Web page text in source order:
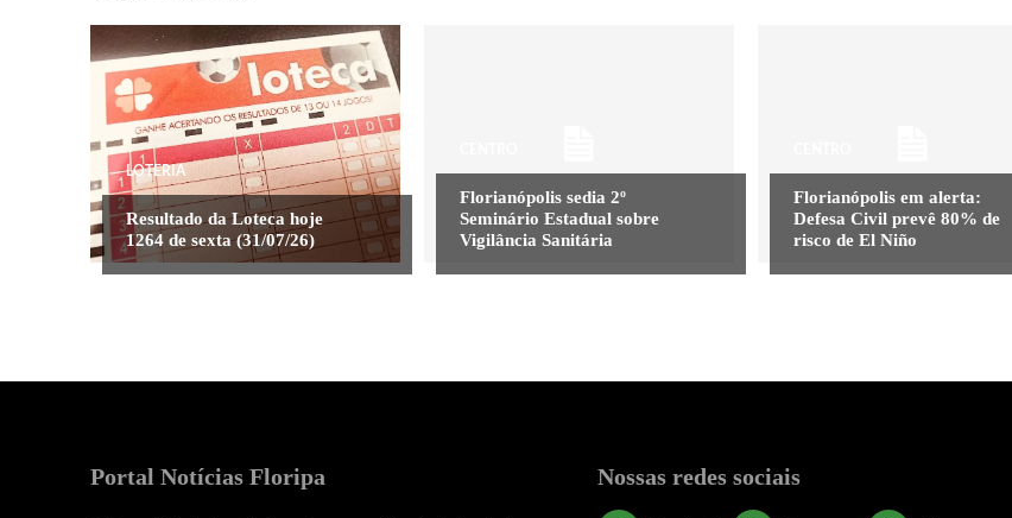
LOTERIA
Resultado da Loteca hoje
1264 de sexta (31/07/26)
Florianópolis sedia 2º
Seminário Estadual sobre
Vigilância Sanitária
Florianópolis em alerta:
Defesa Civil prevê 80% de
risco de El Niño
Portal Notícias Floripa Nossas redes sociais